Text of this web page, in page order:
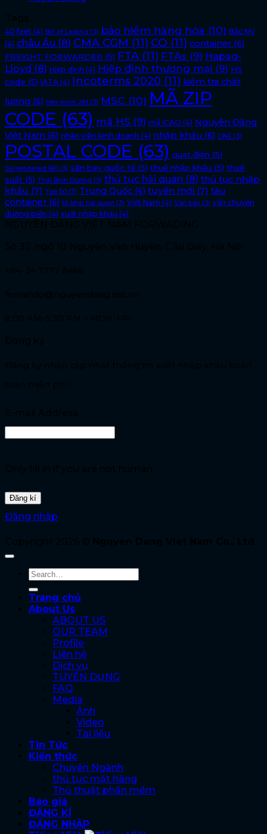
40 feet (4) Bill of Lading (3) bảo hiểm hàng hóa (10) Bắc Mỹ
(4) châu Âu (8) CMA CGM (11) CO (11) container (6)
FREIGHT FORWARDER (5) FTA (11) FTAs (9) Hapag-
Lloyd (8) Hiệp định (4) Hiệp định thương mại (9) HS
code (5) IATA (4) Incoterms 2020 (11) kiểm tra chất
lượng (6) liên minh 2M (3) MSC (10) MÃ ZIP
CODE (63) mã HS (9) mã ICAO (4) Nguyên Đăng
Việt Nam (6) nhân viên kinh doanh (4) nhập khẩu (6) ONE (3)
POSTAL CODE (63) quạt điện (5)
Surrendered Bill (3) sân bay quốc tế (5) thuế nhập khẩu (5) thuế
suất (5) Thái Bình Dương (3) thủ tục hải quan (8) thủ tục nhập
khẩu (7) Top 50 (3) Trung Quốc (6) tuyến mới (7) tàu
container (6) tờ khai hải quan (3) Việt Nam (4) Văn bản (3) vận chuyển
đường biển (4) xuất nhập khẩu (4)
Đăng nhập
Trang chủ
About Us
ABOUT US
OUR TEAM
Profile
Liên hệ
Dịch vụ
TUYỂN DỤNG
FAQ
Media
Ảnh
Video
Tài liệu
Tin Tức
Kiến thức
Chuyên Ngành
thủ tục mặt hàng
Thủ thuật phần mềm
Báo giá
ĐĂNG KÍ
ĐĂNG NHẬP